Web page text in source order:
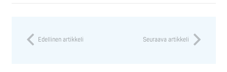
Edellinen artikkeli Seuraava artikkeli